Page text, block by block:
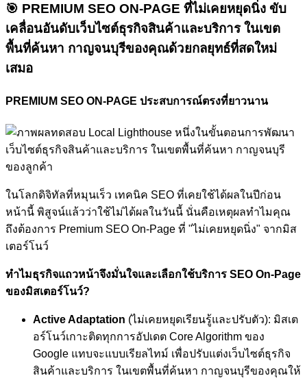
🎯 PREMIUM SEO ON-PAGE ที่ไม่เคยหยุดนิ่ง ขับ
เคลื่อนอันดับเว็บไซต์ธุรกิจสินค้าและบริการ ในเขต
พื้นที่ค้นหา กาญจนบุรีของคุณด้วยกลยุทธ์ที่สดใหม่
เสมอ
PREMIUM SEO ON-PAGE ประสบการณ์ตรงที่ยาวนาน
ในโลกดิจิทัลที่หมุนเร็ว เทคนิค SEO ที่เคยใช้ได้ผลในปีก่อน
หน้านี้ พิสูจน์แล้วว่าใช้ไม่ได้ผลในวันนี้ นั่นคือเหตุผลทำไมคุณ
ถึงต้องการ Premium SEO On-Page ที่ "ไม่เคยหยุดนิ่ง" จากมิส
เตอร์โนว์
ทำไมธุรกิจแถวหน้าจึงมั่นใจและเลือกใช้บริการ SEO On-Page
ของมิสเตอร์โนว์?
Active Adaptation (ไม่เคยหยุดเรียนรู้และปรับตัว): มิสเต
อร์โนว์เกาะติดทุกการอัปเดต Core Algorithm ของ
Google แทบจะแบบเรียลไทม์ เพื่อปรับแต่งเว็บไซต์ธุรกิจ
สินค้าและบริการ ในเขตพื้นที่ค้นหา กาญจนบุรีของคุณให้